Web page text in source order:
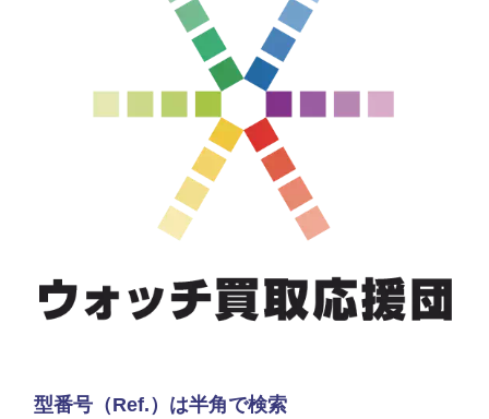
型番号（Ref.）は半角で検索